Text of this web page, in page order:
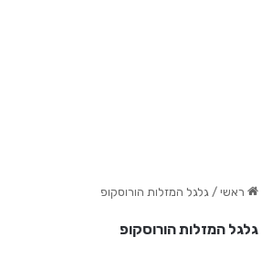
ראשי / גלגל המזלות הורוסקופ
גלגל המזלות הורוסקופ